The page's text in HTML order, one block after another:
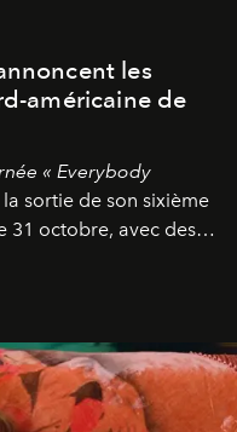
les
américaine de
« Everybody
sortie de son sixième
31 octobre, avec des
en avril prochain.